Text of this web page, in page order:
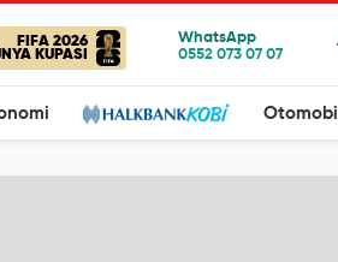
FIFA 2026
KUPASI
Otomobil